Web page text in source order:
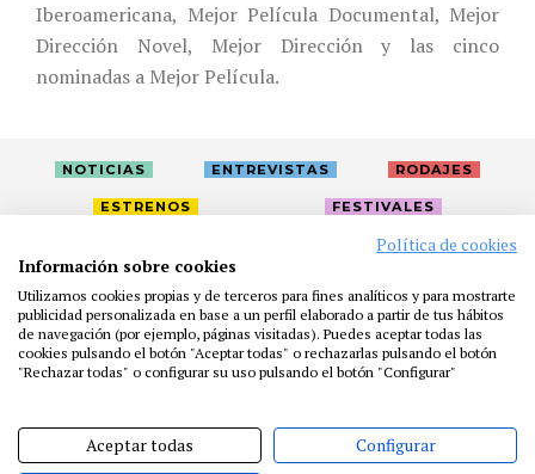
Iberoamericana, Mejor Película Documental, Mejor
Dirección Novel, Mejor Dirección y las cinco
nominadas a Mejor Película.
NOTICIAS ENTREVISTAS RODAJES
ESTRENOS FESTIVALES
PRENSA
FUNDACIÓN RESIDENCIAS
AYUDAS
BIBLIOTECA
PUBLICACIONES
CONTACTO
Política de cookies
Información sobre cookies
Utilizamos cookies propias y de terceros para fines analíticos y para mostrarte
publicidad personalizada en base a un perfil elaborado a partir de tus hábitos
de navegación (por ejemplo, páginas visitadas). Puedes aceptar todas las
cookies pulsando el botón "Aceptar todas" o rechazarlas pulsando el botón
"Rechazar todas" o configurar su uso pulsando el botón "Configurar"
Aceptar todas Configurar